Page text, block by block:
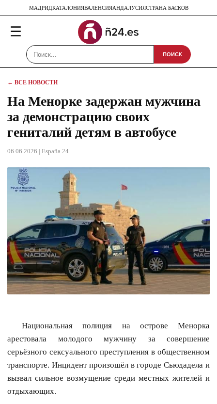
МАДРИДКАТАЛОНИЯВАЛЕНСИЯАНДАЛУСИЯСТРАНА БАСКОВ
☰
ПОИСК
← ВСЕ НОВОСТИ
На Менорке задержан мужчина
за демонстрацию своих
гениталий детям в автобусе
06.06.2026 | España 24
Национальная полиция на острове Менорка
арестовала молодого мужчину за совершение
серьёзного сексуального преступления в общественном
транспорте. Инцидент произошёл в городе Сьюдадела и
вызвал сильное возмущение среди местных жителей и
отдыхающих.